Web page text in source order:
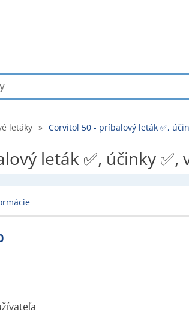
letáky » Corvitol 50 - príbalový leták ✅,
leták ✅, účinky ✅,